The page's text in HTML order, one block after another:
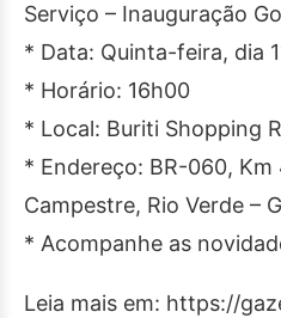
Serviço – Inauguração
* Data: Quinta-feira, dia
* Horário: 16h00
* Local: Buriti Shopping
* Endereço: BR-060, Km
Campestre, Rio Verde –
* Acompanhe as
Leia mais em: https://